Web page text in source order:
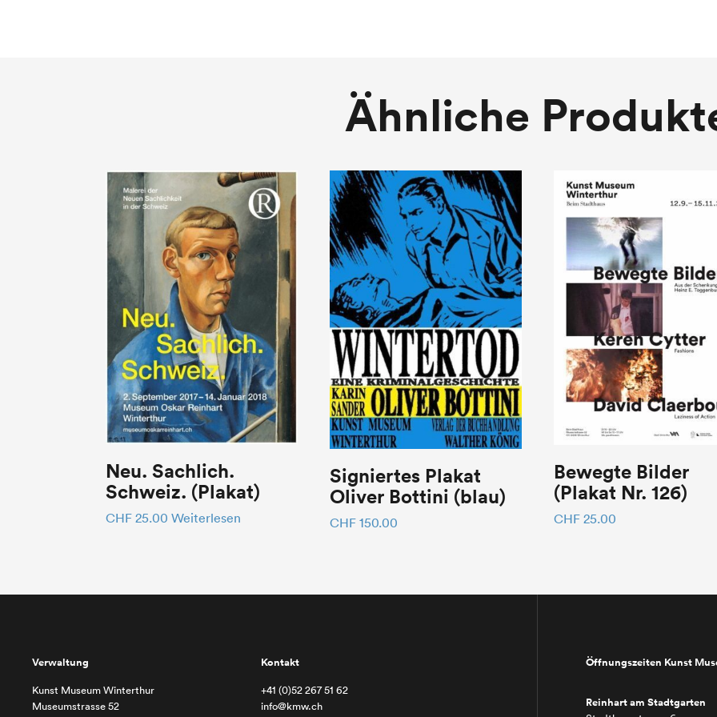
Ähnliche
Neu. Sachlich.
Schweiz. (Plakat)
CHF 25.00 Weiterlesen
Signiertes Plakat
Oliver Bottini (blau)
CHF 150.00
Bewegte Bilder
(Plakat Nr. 126)
CHF 25.00
Verwaltung
Kunst Museum Winterthur
Museumstrasse 52
Kontakt
+41 (0)52 267 51 62
info@kmw.ch
Öffnungszeiten Kunst
Reinhart am Stadtgarten